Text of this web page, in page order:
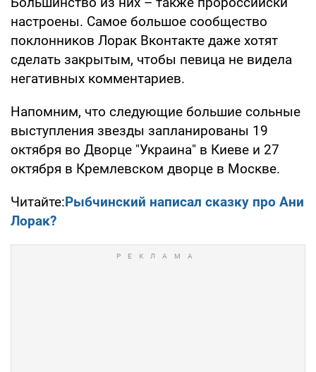
настроены. Самое большое сообщество
поклонников Лорак Вконтакте даже хотят
сделать закрытым, чтобы певица не видела
негативных комментариев.
Напомним, что следующие большие сольные
выступления звезды запланированы 19
октября во Дворце "Украина" в Киеве и 27
октября в Кремлевском дворце в Москве.
Читайте:Рыбчинский написал сказку про Ани
Лорак?